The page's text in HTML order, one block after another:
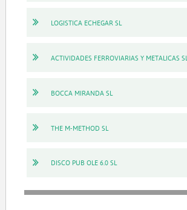
LOGISTICA ECHEGAR SL
ACTIVIDADES FERROVIARIAS Y METALICAS SL
BOCCA MIRANDA SL
THE M-METHOD SL
DISCO PUB OLE 6.0 SL